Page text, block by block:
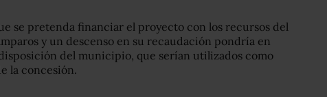
se pretenda financiar el proyecto con los recursos del
y un descenso en su recaudación pondría en
del municipio, que serían utilizados como
la concesión.